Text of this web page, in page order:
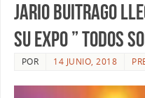
JARIO BUITRAGO
SU EXPO ” TODOS
POR 14 JUNIO, 2018